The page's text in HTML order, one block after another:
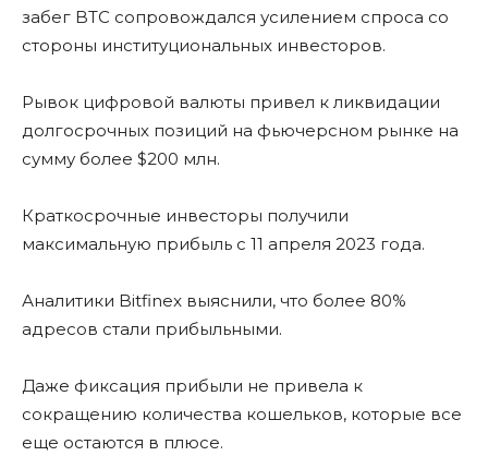
забег BTC сопровождался усилением спроса со
стороны институциональных инвесторов.
Рывок цифровой валюты привел к ликвидации
долгосрочных позиций на фьючерсном рынке на
сумму более $200 млн.
Краткосрочные инвесторы получили
максимальную прибыль с 11 апреля 2023 года.
Аналитики Bitfinex выяснили, что более 80%
адресов стали прибыльными.
Даже фиксация прибыли не привела к
сокращению количества кошельков, которые все
еще остаются в плюсе.